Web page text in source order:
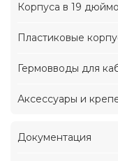
Корпуса в 19
Пластиковые
Гермовводы для
Аксессуары и
Документация